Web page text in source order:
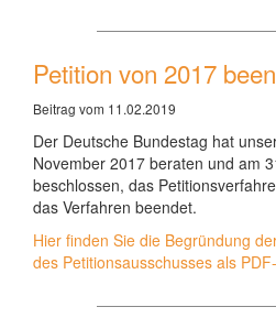
Petition von 2017
Beitrag vom 11.02.2019
Der Deutsche Bundestag hat
November 2017 beraten und am
beschlossen, das
das Verfahren beendet.
Hier finden Sie die Begründung
des Petitionsausschusses als